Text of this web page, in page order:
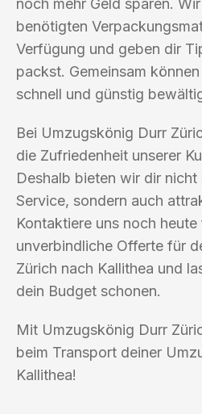
noch mehr Geld sparen.
benötigten
Verfügung und geben dir
packst. Gemeinsam
schnell und günstig
Bei Umzugskönig Durr
die Zufriedenheit unserer
Deshalb bieten wir dir nicht
Service, sondern auch
Kontaktiere uns noch heute
unverbindliche Offerte für
Zürich nach Kallithea und
dein Budget schonen.
Mit Umzugskönig Durr
beim Transport deiner
Kallithea!